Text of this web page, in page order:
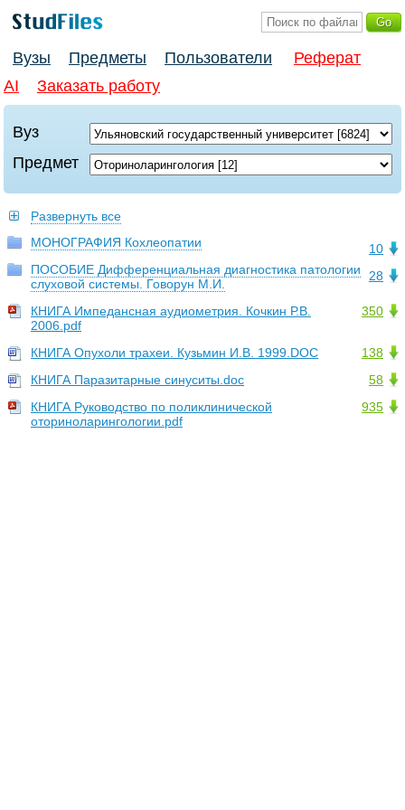
Вузы Предметы Пользователи
Реферат
AI
Заказать работу
Вуз
Предмет
Развернуть все
10
МОНОГРАФИЯ Кохлеопатии
28
ПОСОБИЕ Дифференциальная диагностика патологии
слуховой системы. Говорун М.И.
350
КНИГА Импедансная аудиометрия. Кочкин Р.В.
2006.pdf
138
КНИГА Опухоли трахеи. Кузьмин И.В. 1999.DOC
58
КНИГА Паразитарные синуситы.doc
935
КНИГА Руководство по поликлинической
оториноларингологии.pdf